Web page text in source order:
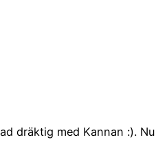
dräktig med Kannan :). Nu